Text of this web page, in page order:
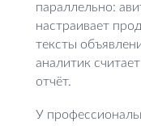
параллельно:
настраивает
тексты
аналитик
отчёт.
У